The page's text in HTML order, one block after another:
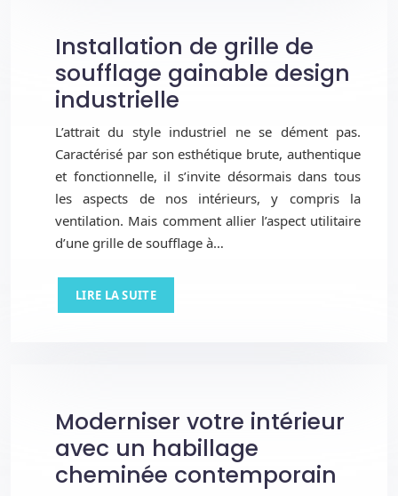
Installation de grille de
soufflage gainable design
industrielle
L’attrait du style industriel ne se dément pas.
Caractérisé par son esthétique brute, authentique
et fonctionnelle, il s’invite désormais dans tous
les aspects de nos intérieurs, y compris la
ventilation. Mais comment allier l’aspect utilitaire
d’une grille de soufflage à…
LIRE LA SUITE
Moderniser votre intérieur
avec un habillage
cheminée contemporain